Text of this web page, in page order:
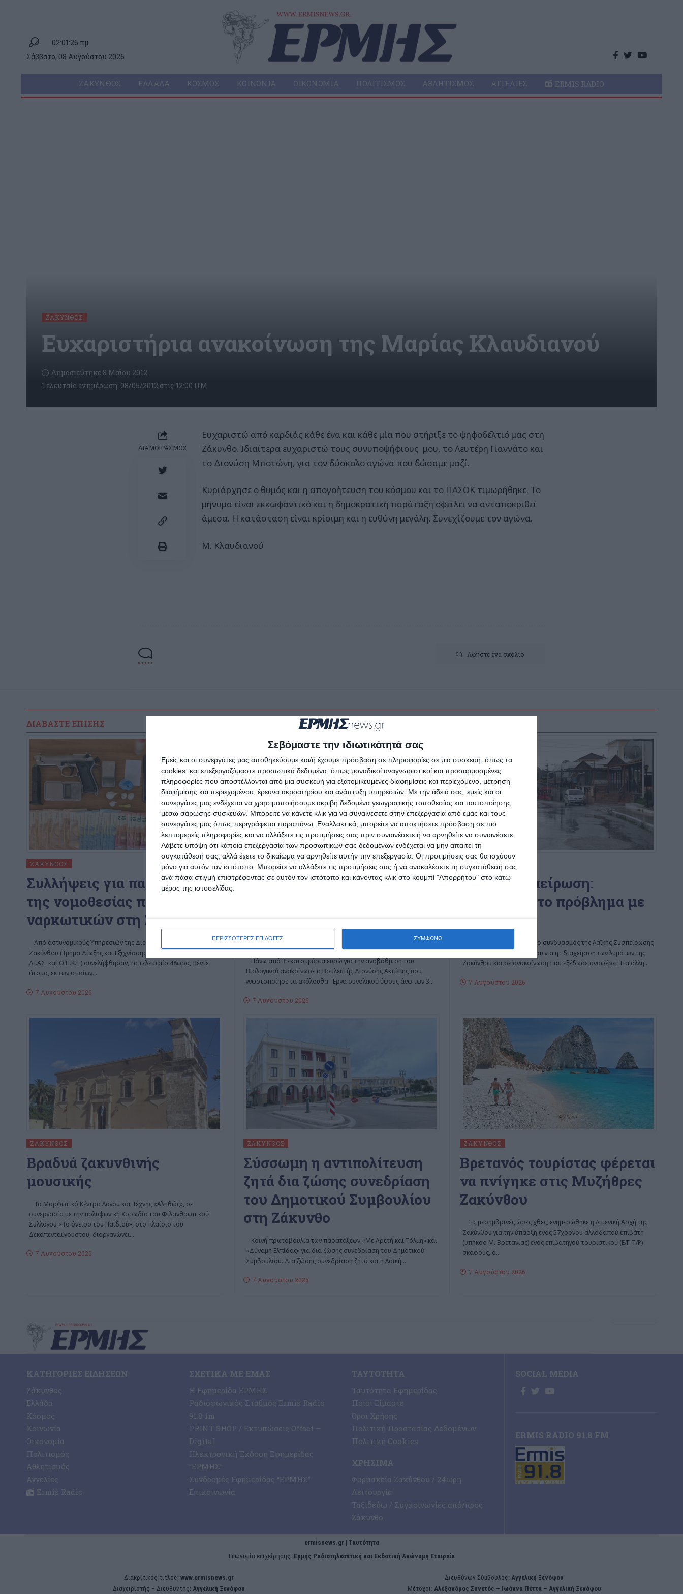
Σεβόμαστε την ιδιωτικότητά σας
Εμείς και οι συνεργάτες μας αποθηκεύουμε και/ή έχουμε πρόσβαση σε πληροφορίες σε μια συσκευή, όπως τα
cookies, και επεξεργαζόμαστε προσωπικά δεδομένα, όπως μοναδικοί αναγνωριστικοί και προσαρμοσμένες
πληροφορίες που αποστέλλονται από μια συσκευή για εξατομικευμένες διαφημίσεις και περιεχόμενο, μέτρηση
διαφήμισης και περιεχομένου, έρευνα ακροατηρίου και ανάπτυξη υπηρεσιών. Με την άδειά σας, εμείς και οι
συνεργάτες μας ενδέχεται να χρησιμοποιήσουμε ακριβή δεδομένα γεωγραφικής τοποθεσίας και ταυτοποίησης
μέσω σάρωσης συσκευών. Μπορείτε να κάνετε κλικ για να συναινέσετε στην επεξεργασία από εμάς και τους
συνεργάτες μας όπως περιγράφεται παραπάνω. Εναλλακτικά, μπορείτε να αποκτήσετε πρόσβαση σε πιο
λεπτομερείς πληροφορίες και να αλλάξετε τις προτιμήσεις σας πριν συναινέσετε ή να αρνηθείτε να συναινέσετε.
Λάβετε υπόψη ότι κάποια επεξεργασία των προσωπικών σας δεδομένων ενδέχεται να μην απαιτεί τη
συγκατάθεσή σας, αλλά έχετε το δικαίωμα να αρνηθείτε αυτήν την επεξεργασία. Οι προτιμήσεις σας θα ισχύουν
μόνο για αυτόν τον ιστότοπο. Μπορείτε να αλλάξετε τις προτιμήσεις σας ή να ανακαλέσετε τη συγκατάθεσή σας
ανά πάσα στιγμή επιστρέφοντας σε αυτόν τον ιστότοπο και κάνοντας κλικ στο κουμπί "Απορρήτου" στο κάτω
μέρος της ιστοσελίδας.
ΠΕΡΙΣΣΟΤΕΡΕΣ ΕΠΙΛΟΓΕΣ ΣΥΜΦΩΝΩ
02:01:26 πμ
Σάββατο, 08 Αυγούστου 2026
ΖΆΚΥΝΘΟΣ ΕΛΛΆΔΑ ΚΌΣΜΟΣ ΚΟΙΝΩΝΊΑ ΟΙΚΟΝΟΜΊΑ ΠΟΛΙΤΙΣΜΌΣ ΑΘΛΗΤΙΣΜΌΣ ΑΓΓΕΛΊΕΣ ERMIS RADIO
ΖΆΚΥΝΘΟΣ
Ευχαριστήρια ανακοίνωση της Μαρίας Κλαυδιανού
Τελευταία ενημέρωση: 08/05/2012 στις 12:00 ΠΜ
Δημοσιεύτηκε 8 Μαΐου 2012
ΔΙΑΜΟΙΡΑΣΜΟΣ
Ευχαριστώ από καρδιάς κάθε ένα και κάθε μία που στήριξε το ψηφοδέλτιό μας στη
Ζάκυνθο. Ιδιαίτερα ευχαριστώ τους συνυποψήφιους μου, το Λευτέρη Γιαννάτο και
το Διονύση Μποτώνη, για τον δύσκολο αγώνα που δώσαμε μαζί.
Κυριάρχησε ο θυμός και η απογοήτευση του κόσμου και το ΠΑΣΟΚ τιμωρήθηκε. Το
μήνυμα είναι εκκωφαντικό και η δημοκρατική παράταξη οφείλει να ανταποκριθεί
άμεσα. Η κατάσταση είναι κρίσιμη και η ευθύνη μεγάλη. Συνεχίζουμε τον αγώνα.
Μ. Κλαυδιανού
Αφήστε ένα σχόλιο
ΔΙΑΒΆΣΤΕ ΕΠΊΣΗΣ
ΖΆΚΥΝΘΟΣ
Συλλήψεις για παραβάσεις
της νομοθεσίας περί
ναρκωτικών στη Ζάκυνθο
Από αστυνομικούς Υπηρεσιών της Διεύθυνσης Αστυνομίας
Ζακύνθου (Τμήμα Δίωξης και Εξιχνίασης Εγκλημάτων Ζακύνθου,
ΔΙ.ΑΣ. και Ο.Π.Κ.Ε.) συνελήφθησαν, το τελευταίο 48ωρο, πέντε
άτομα, εκ των οποίων…
7 Αυγούστου 2026
ΖΆΚΥΝΘΟΣ
Πιστώσεις για την
ανακοίνωσε ο Βουλευτής
Ζακύνθου
Πάνω από 3 εκατομμύρια ευρώ για την αναβάθμιση του
Βιολογικού ανακοίνωσε ο Βουλευτής Διονύσης Ακτύπης που
γνωστοποίησε τα ακόλουθα: Έργα συνολικού ύψους άνω των 3…
7 Αυγούστου 2026
ΖΆΚΥΝΘΟΣ
Λαϊκή Συσπείρωση:
Εκρηκτικό το πρόβλημα με
τα λύματα
Διαμαρτυρία κατέθεσε ο συνδυασμός της Λαϊκής Συσπείρωσης
του Δημοτικού Συμβουλίου για ητ διαχείριση των λυμάτων της
Ζακύνθου και σε ανακοίνωση που εξέδωσε αναφέρει: Για άλλη…
7 Αυγούστου 2026
ΖΆΚΥΝΘΟΣ
Βραδυά ζακυνθινής
μουσικής
Το Μορφωτικό Κέντρο Λόγου και Τέχνης «Αληθώς», σε
συνεργασία με την πολυφωνική Χορωδία του Φιλανθρωπικού
Συλλόγου «Το όνειρο του Παιδιού», στο πλαίσιο του
Δεκαπενταύγουστου, διοργανώνει…
7 Αυγούστου 2026
ΖΆΚΥΝΘΟΣ
Σύσσωμη η αντιπολίτευση
ζητά δια ζώσης συνεδρίαση
του Δημοτικού Συμβουλίου
στη Ζάκυνθο
Κοινή πρωτοβουλία των παρατάξεων «Με Αρετή και Τόλμη» και
«Δύναμη Ελπίδας» για δια ζώσης συνεδρίαση του Δημοτικού
Συμβουλίου. Δια ζώσης συνεδρίαση ζητά και η Λαϊκή…
7 Αυγούστου 2026
ΖΆΚΥΝΘΟΣ
Bρετανός τουρίστας φέρεται
να πνίγηκε στις Μυζήθρες
Ζακύνθου
Τις μεσημβρινές ώρες χθες, ενημερώθηκε η Λιμενική Αρχή της
Ζακύνθου για την ύπαρξη ενός 57χρονου αλλοδαπού επιβάτη
(υπήκοο Μ. Βρετανίας) ενός επιβατηγού-τουριστικού (Ε/Γ-Τ/Ρ)
σκάφους, ο…
7 Αυγούστου 2026
ΚΑΤΗΓΟΡΊΕΣ ΕΙΔΉΣΕΩΝ
Ζάκυνθος
Ελλάδα
Κόσμος
Κοινωνία
Οικονομία
Πολιτισμός
Αθλητισμός
Αγγελίες
Ermis Radio
ΣΧΕΤΙΚΆ ΜΕ ΕΜΆΣ
Η Εφημερίδα ΕΡΜΗΣ
Ραδιοφωνικός Σταθμός Ermis Radio
91.8 fm
PRINT SHOP / Εκτυπώσεις Offset –
Digital
Ηλεκτρονική Έκδοση Εφημερίδας
“ΕΡΜΗΣ”
Συνδρομές Εφημερίδας “ΕΡΜΗΣ”
Επικοινωνία
ΤΑΥΤΌΤΗΤΑ
Ταυτότητα Εφημερίδας
Ποιοι Είμαστε
Όροι Χρήσης
Πολιτική Προστασίας Δεδομένων
Πολιτική Cookies
ΧΡΉΣΙΜΑ
Φαρμακεία Ζακύνθου / 24ωρη
Λειτουργία
Ταξιδεύω / Συγκοινωνίες από/προς
Ζάκυνθο
SOCIAL MEDIA
ERMIS RADIO 91.8 FM
ermisnews.gr | Ταυτότητα
Eπωνυμία επιχείρησης: Ερμής Ραδιοτηλεοπτική και Εκδοτική Ανώνυμη Εταιρεία
Διακριτικός τίτλος: www.ermisnews.gr
Διαχειριστής – Διευθυντής: Αγγελική Ξενόφου
Διευθύνων Σύμβουλος: Αγγελική Ξενόφου
Μέτοχοι: Αλέξανδρος Συνετός – Iωάννα Πέττα – Αγγελική Ξενόφου